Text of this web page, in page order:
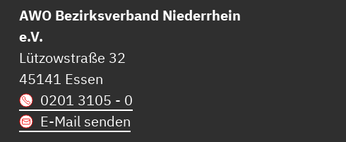
AWO Bezirksverband Niederrhein
e.V.
Lützowstraße 32
45141 Essen
0201 3105 - 0
E-Mail senden